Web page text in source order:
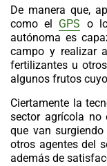
De manera que,
como el GPS o
autónoma es
campo y realizar
fertilizantes u
algunos frutos
Ciertamente la
sector agrícola no
que van
otros agentes del
además de